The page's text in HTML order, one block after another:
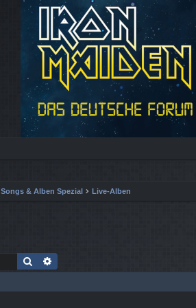
Songs & Alben Spezial Live-Alben
Suche